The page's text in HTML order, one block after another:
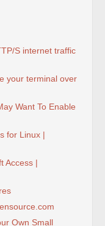
S internet traffic
your terminal over
Want To Enable
for Linux |
Access |
Own Small